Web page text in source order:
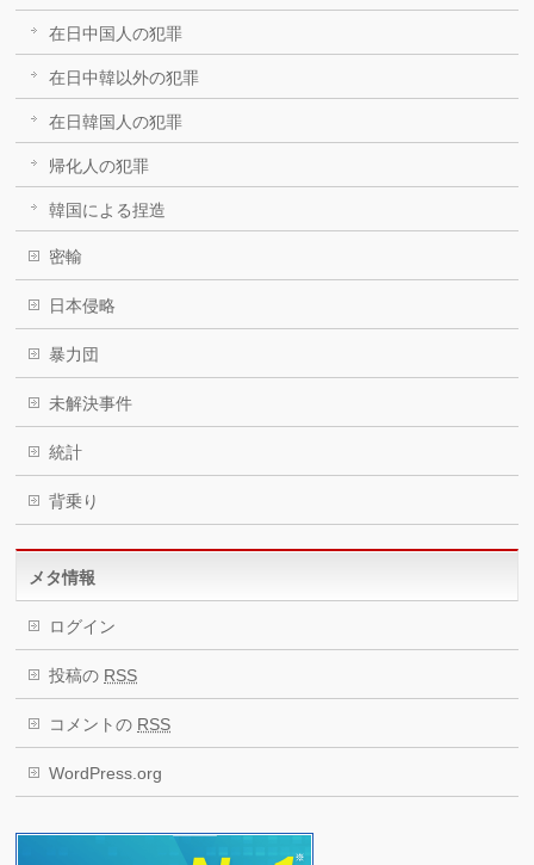
在日中国人の犯罪
在日中韓以外の犯罪
在日韓国人の犯罪
帰化人の犯罪
韓国による捏造
密輸
日本侵略
暴力団
未解決事件
統計
背乗り
メタ情報
ログイン
投稿の RSS
コメントの RSS
WordPress.org